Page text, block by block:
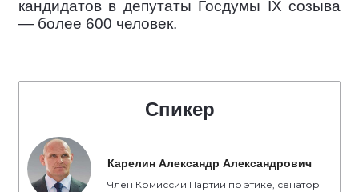
кандидатов в депутаты Госдумы IX созыва
— более 600 человек.
Спикер
Карелин Александр Александрович
Член Комиссии Партии по этике, сенатор